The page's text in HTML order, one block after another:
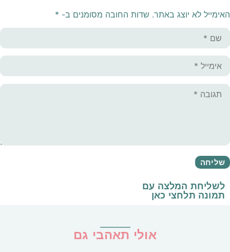
האימייל לא יוצג באתר. שדות החובה מסומנים ב- *
לשליחת המלצה עם
תמונה תלחצי כאן
אולי תאהבי גם